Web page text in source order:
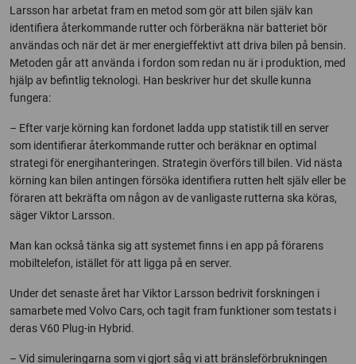
Larsson har arbetat fram en metod som gör att bilen själv kan
identifiera återkommande rutter och förberäkna när batteriet bör
användas och när det är mer energieffektivt att driva bilen på bensin.
Metoden går att använda i fordon som redan nu är i produktion, med
hjälp av befintlig teknologi. Han beskriver hur det skulle kunna
fungera:
– Efter varje körning kan fordonet ladda upp statistik till en server
som identifierar återkommande rutter och beräknar en optimal
strategi för energihanteringen. Strategin överförs till bilen. Vid nästa
körning kan bilen antingen försöka identifiera rutten helt själv eller be
föraren att bekräfta om någon av de vanligaste rutterna ska köras,
säger Viktor Larsson.
Man kan också tänka sig att systemet finns i en app på förarens
mobiltelefon, istället för att ligga på en server.
Under det senaste året har Viktor Larsson bedrivit forskningen i
samarbete med Volvo Cars, och tagit fram funktioner som testats i
deras V60 Plug-in Hybrid.
– Vid simuleringarna som vi gjort såg vi att bränsleförbrukningen